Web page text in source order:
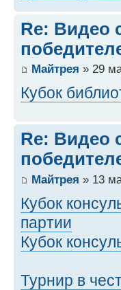
Re: Видео
Майтрея » 29
Кубок
Re: Видео
Майтрея » 13
Кубок
партии
Кубок
Турнир в